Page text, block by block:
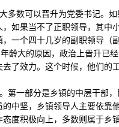
数可以晋升为党委书记。如
如果当不了正职领导，其中
一个四十几岁的副职领导（
龄大的原因，政治上晋升已
了效力。这个时候，他们的
一部分是乡镇的中层干部，
中坚，乡镇领导人主要依靠
度积极向上，多数则属于乡